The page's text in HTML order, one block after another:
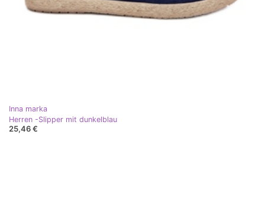
Inna marka
Herren -Slipper mit dunkelblau
25,46 €